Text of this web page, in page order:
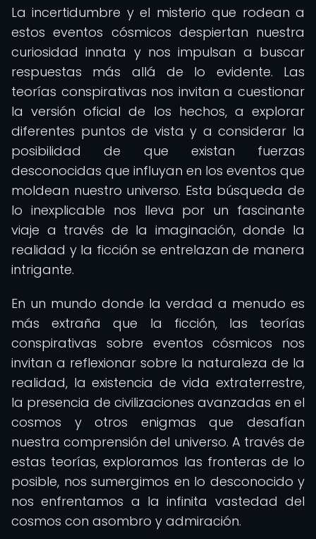
La incertidumbre y el misterio que rodean a
estos eventos cósmicos despiertan nuestra
curiosidad innata y nos impulsan a buscar
respuestas más allá de lo evidente. Las
teorías conspirativas nos invitan a cuestionar
la versión oficial de los hechos, a explorar
diferentes puntos de vista y a considerar la
posibilidad de que existan fuerzas
desconocidas que influyan en los eventos que
moldean nuestro universo. Esta búsqueda de
lo inexplicable nos lleva por un fascinante
viaje a través de la imaginación, donde la
realidad y la ficción se entrelazan de manera
intrigante.
En un mundo donde la verdad a menudo es
más extraña que la ficción, las teorías
conspirativas sobre eventos cósmicos nos
invitan a reflexionar sobre la naturaleza de la
realidad, la existencia de vida extraterrestre,
la presencia de civilizaciones avanzadas en el
cosmos y otros enigmas que desafían
nuestra comprensión del universo. A través de
estas teorías, exploramos las fronteras de lo
posible, nos sumergimos en lo desconocido y
nos enfrentamos a la infinita vastedad del
cosmos con asombro y admiración.